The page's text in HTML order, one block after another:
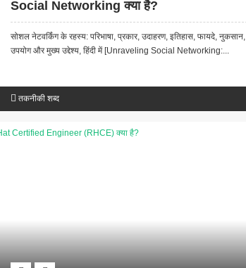
Social Networking क्या है?
सोशल नेटवर्किंग के रहस्य: परिभाषा, प्रकार, उदाहरण, इतिहास, फायदे, नुकसान,
उपयोग और मुख्य उद्देश्य, हिंदी में [Unraveling Social Networking:...
तकनीकी शब्द